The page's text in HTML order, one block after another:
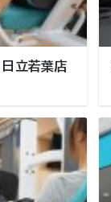
日立若葉店